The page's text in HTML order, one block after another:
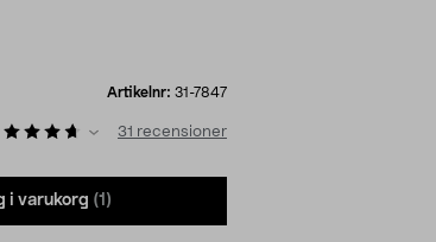
Artikelnr: 31-7847
31 recensioner
i varukorg (1)